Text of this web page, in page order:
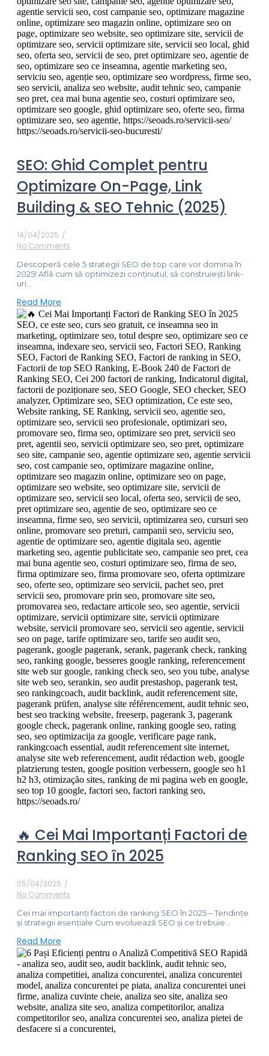
SEO: Ghid Complet pentru
Optimizare On-Page, Link
Building & SEO Tehnic (2025)
14/04/2025 /
No Comments
Descoperă cele 5 strategii SEO de top care vor domina în
2025! Află cum să optimizezi conținutul, să construiești link-
uri...
Read More
🔥 Cei Mai Importanți Factori de
Ranking SEO în 2025
05/04/2025 /
No Comments
Cei mai importanți factori de ranking SEO în 2025 – Tendințe
și strategii esențiale Cum evoluează SEO și ce trebuie...
Read More